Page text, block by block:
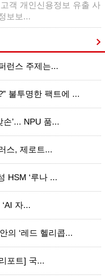
객 개인신용정보 유출 사
보보...
런스 주제는...
불투명한 팩트에 ...
’... NPU 품...
스, 제로트...
HSM ‘루나 ...
자...
의 ‘레드 헬리콥...
포트] 국...